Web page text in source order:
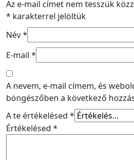
Az e-mail címet nem tesszük
* karakterrel jelöltük
Név*
E-mail *
A nevem, e-mail címem, és
böngészőben a következő
A te értékelésed *
Értékelésed *